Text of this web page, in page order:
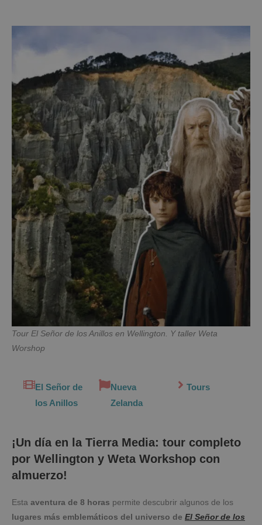
Tour El Señor de los Anillos en Wellington. Y taller Weta
Worshop
El Señor de
los Anillos
Nueva
Zelanda
Tours
¡Un día en la Tierra Media: tour completo
por Wellington y Weta Workshop con
almuerzo!
Esta aventura de 8 horas permite descubrir algunos de los
lugares más emblemáticos del universo de El Señor de los